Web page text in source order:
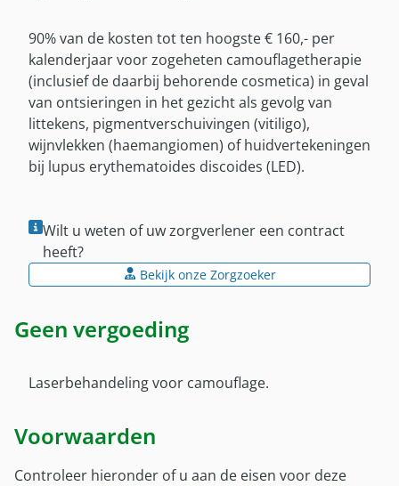
Wereldcollectiviteit
Reservist
Reglement
Verzekeringsreglement
Overig
Afwijkende regelingen vergoedingen
Zorg tijdens plaatsing in VS en Canada
Contactpersonen
Wijziging doorgeven
Hulp met betaalproblemen
Inloggen met DigiD
Brochures en formulieren
Brochures en formulieren
Mijn SZVK-app
Over ons
Bureau SZVK
Nieuws
90% van de kosten tot ten hoogste € 160,- per
kalenderjaar voor zogeheten camouflagetherapie
(inclusief de daarbij behorende cosmetica) in geval
van ontsieringen in het gezicht als gevolg van
littekens, pigmentverschuivingen (vitiligo),
wijnvlekken (haemangiomen) of huidvertekeningen
bij lupus erythematoides discoides (LED).
Wilt u weten of uw zorgverlener een contract
heeft?
Bekijk onze Zorgzoeker
Geen vergoeding
Laserbehandeling voor camouflage.
Voorwaarden
Controleer hieronder of u aan de eisen voor deze